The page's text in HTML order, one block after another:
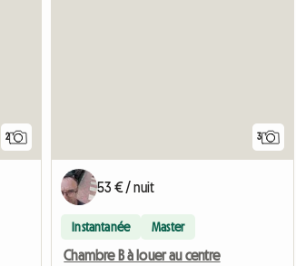
2 3
53 € / nuit
Instantanée Master
Chambre B à louer au centre